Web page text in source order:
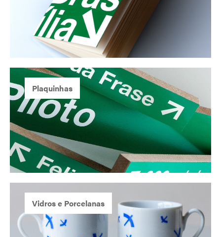
Plaquinhas
Vidros e Porcelanas